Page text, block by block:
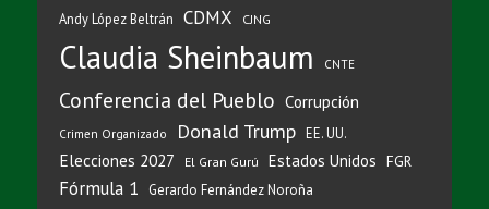
Andy López Beltrán CDMX CJNG
Claudia Sheinbaum CNTE
Conferencia del Pueblo Corrupción
Crimen Organizado Donald Trump EE. UU.
Elecciones 2027 El Gran Gurú Estados Unidos FGR
Fórmula 1 Gerardo Fernández Noroña